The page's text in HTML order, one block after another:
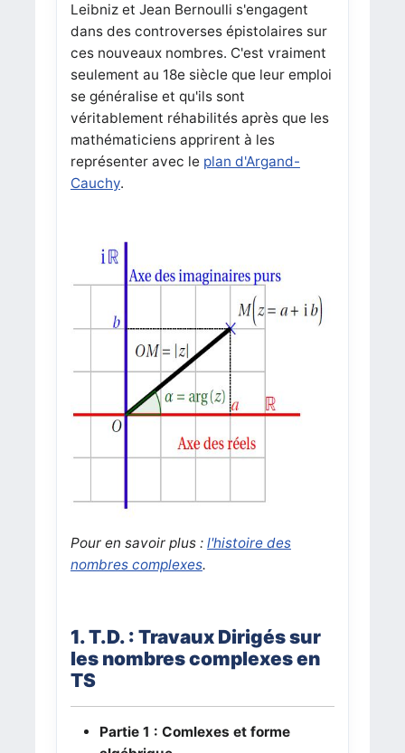
Leibniz et Jean Bernoulli s'engagent
dans des controverses épistolaires sur
ces nouveaux nombres. C'est vraiment
seulement au 18e siècle que leur emploi
se généralise et qu'ils sont
véritablement réhabilités après que les
mathématiciens apprirent à les
représenter avec le plan d'Argand-
Cauchy.
Pour en savoir plus: l'histoire des
nombres complexes.
1. T.D. : Travaux Dirigéssur
les nombres complexes en
TS
Partie 1 : Comlexes et forme